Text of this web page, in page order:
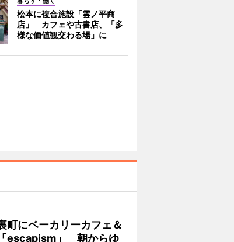
松本に複合施設「雲ノ平商
店」 カフェや古書店、「多
様な価値観交わる場」に
町にベーカリーカフェ＆
escapism」 朝からゆ